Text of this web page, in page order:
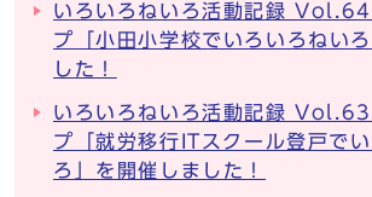
いろいろねいろ活動記録 Vol.64
プ「小田小学校でいろいろねい
した！
いろいろねいろ活動記録 Vol.63
プ「就労移行ITスクール登戸で
ろ」を開催しました！